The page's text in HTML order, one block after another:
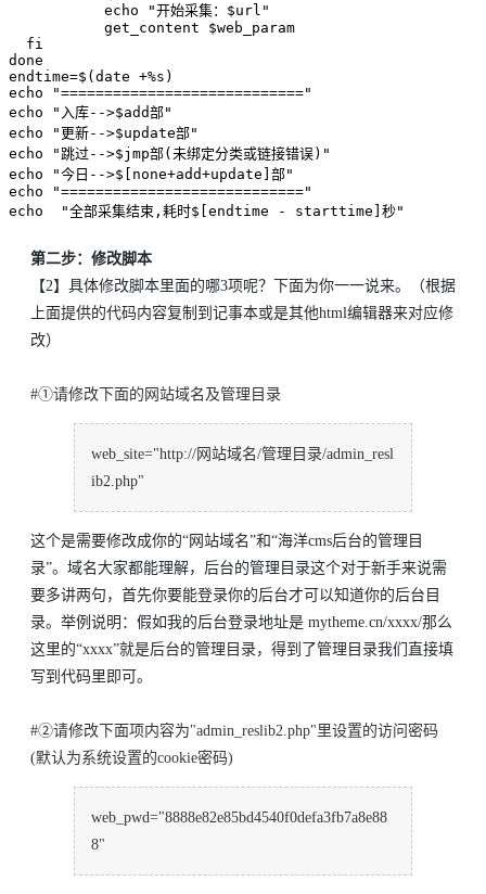
echo "开始采集：$url"
get_content $web_param
fi
done
endtime=$(date +%s)
echo "============================"
echo "入库-->$add部"
echo "更新-->$update部"
echo "跳过-->$jmp部(未绑定分类或链接错误)"
echo "今日-->$[none+add+update]部"
echo "============================"
echo  "全部采集结束,耗时$[endtime - starttime]秒"
第二步：修改脚本
【2】具体修改脚本里面的哪3项呢？下面为你一一说来。（根据
上面提供的代码内容复制到记事本或是其他html编辑器来对应修
改）
#①请修改下面的网站域名及管理目录
web_site="http://网站域名/管理目录/admin_resl
ib2.php"
这个是需要修改成你的“网站域名”和“海洋cms后台的管理目
录”。域名大家都能理解，后台的管理目录这个对于新手来说需
要多讲两句，首先你要能登录你的后台才可以知道你的后台目
录。举例说明：假如我的后台登录地址是 mytheme.cn/xxxx/那么
这里的“xxxx”就是后台的管理目录，得到了管理目录我们直接填
写到代码里即可。
#②请修改下面项内容为"admin_reslib2.php"里设置的访问密码
(默认为系统设置的cookie密码)
web_pwd="8888e82e85bd4540f0defa3fb7a8e88
8"